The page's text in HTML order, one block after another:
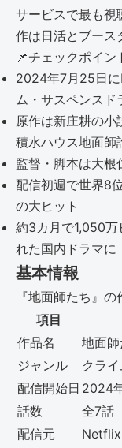
サービスで最も視
作は日活とブース
📌チェックポイン
2024年7月25日
ム・サスペンスド
原作は新庄耕の小
積水ハウス地面師
監督・脚本は大根
配信初週で世界8
の大ヒット
約3カ月で1,050
れた国内ドラマに
基本情報
『地面師たち』
項目
作品名
地面
ジャンル
クラ
配信開始日 2024
話数
全7話
配信元
Netflix